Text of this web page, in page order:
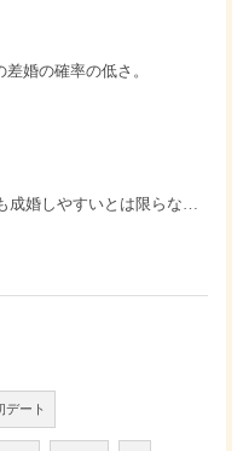
婚の確率の低さ。
年収1000万円でも成婚しやすいとは限らない? 「年収帯別の成婚率」のリアル
デート